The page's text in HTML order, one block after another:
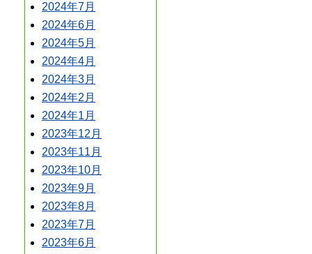
2024年7月
2024年6月
2024年5月
2024年4月
2024年3月
2024年2月
2024年1月
2023年12月
2023年11月
2023年10月
2023年9月
2023年8月
2023年7月
2023年6月